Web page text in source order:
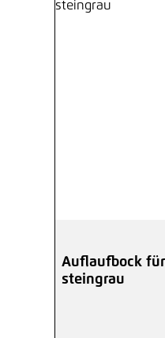
Auflaufbock
steingrau